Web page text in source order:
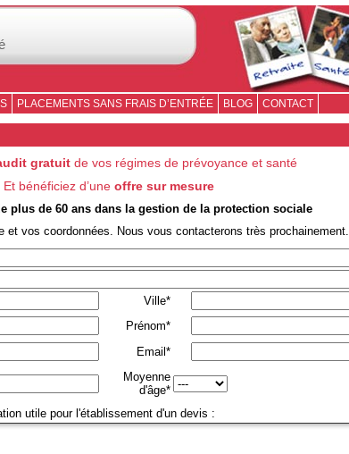
PLACEMENTS SANS FRAIS D’ENTRÉE BLOG CONTACT
gratuitde vos régimes de prévoyance et santé
Et bénéficiez d’une offre sur mesure
plus de 60 ans dans la gestion de la protection sociale
et vos coordonnées. Nous vous contacterons très prochainement.
Ville*
Prénom*
Email*
Moyenne
d'âge*
utile pour l'établissement d'un devis :